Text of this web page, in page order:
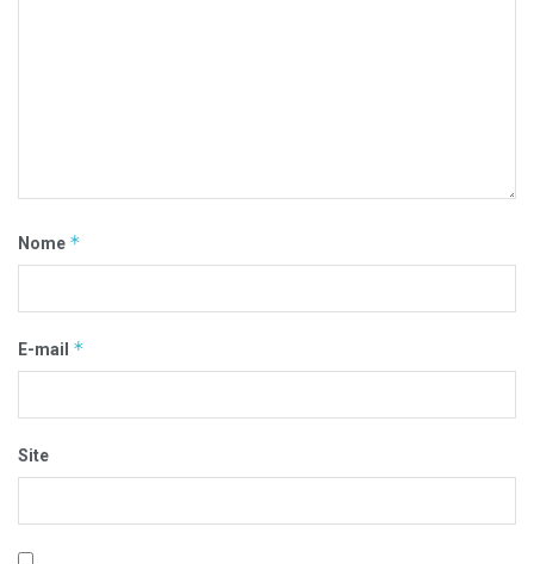
Nome *
E-mail *
Site